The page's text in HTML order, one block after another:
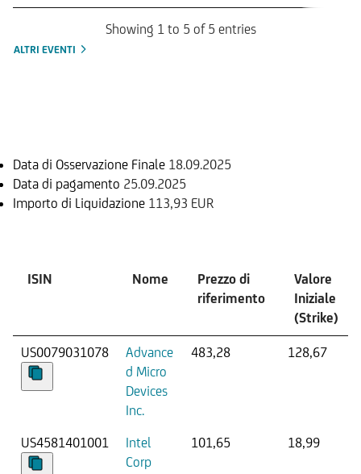
Showing 1 to 5 of 5 entries
ALTRI EVENTI
Data di Osservazione Finale 18.09.2025
Data di pagamento 25.09.2025
Importo di Liquidazione 113,93 EUR
ISIN Nome
Prezzo di
riferimento
Valore
Iniziale
(Strike)
US0079031078
Advance
d Micro
Devices
Inc.
483,28 128,67
US4581401001
Intel
Corp
101,65 18,99